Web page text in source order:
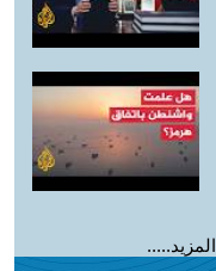
المزيد.....